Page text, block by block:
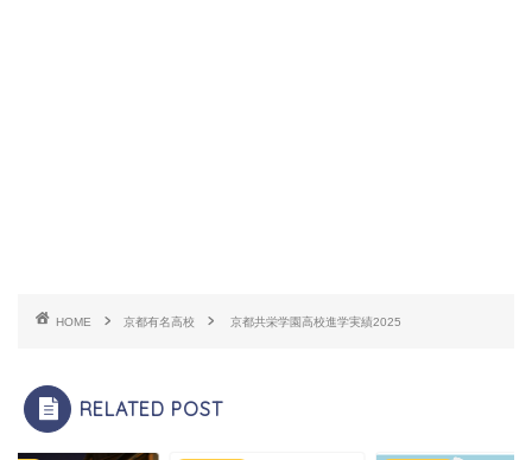
HOME 京都有名高校 京都共栄学園高校進学実績2025
RELATED POST